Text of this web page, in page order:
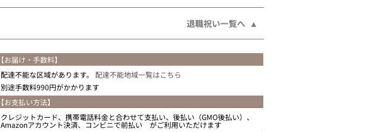
退職祝い一覧へ
【お届け・手数料】
配達不能な区域があります。 配達不能地域一覧はこちら
別途手数料990円がかかります
【お支払い方法】
クレジットカード、携帯電話料金と合わせて支払い、後払い（GMO後払い）、
Amazonアカウント決済、コンビニで前払い がご利用いただけます